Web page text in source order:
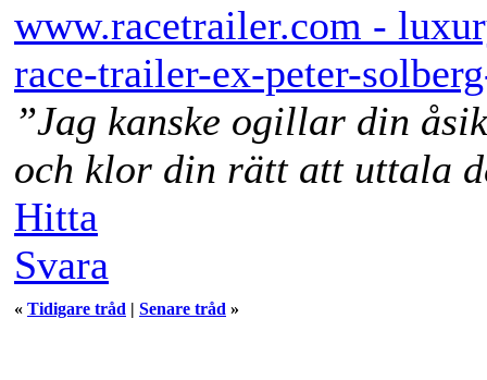
www.racetrailer.com -
race-trailer-ex-peter-
”Jag kanske ogillar din
och klor din rätt att uttala
Hitta
Svara
« Tidigare tråd | Senare tråd »